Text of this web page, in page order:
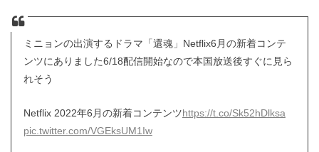
ミニョンの出演するドラマ「還魂」Netflix6月の新着コンテ
ンツにありました6/18配信開始なので本国放送後すぐに見ら
れそう
Netflix 2022年6月の新着コンテンツhttps://t.co/Sk52hDlksa
pic.twitter.com/VGEksUM1Iw